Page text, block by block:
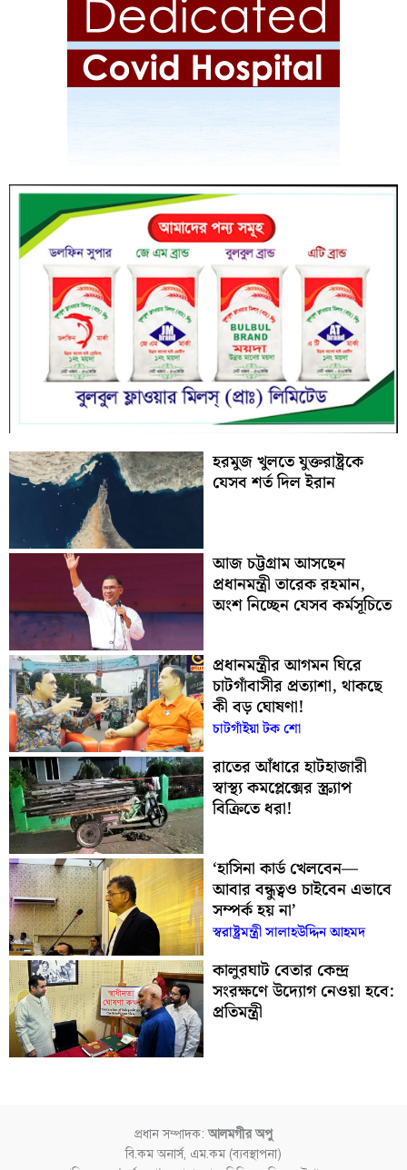
হরমুজ খুলতে যুক্তরাষ্ট্রকে
যেসব শর্ত দিল ইরান
আজ চট্টগ্রাম আসছেন
প্রধানমন্ত্রী তারেক রহমান,
অংশ নিচ্ছেন যেসব কর্মসূচিতে
প্রধানমন্ত্রীর আগমন ঘিরে
চাটগাঁবাসীর প্রত্যাশা, থাকছে
কী বড় ঘোষণা!
চাটগাঁইয়া টক শো
রাতের আঁধারে হাটহাজারী
স্বাস্থ্য কমপ্লেক্সের স্ক্র্যাপ
বিক্রিতে ধরা!
‘হাসিনা কার্ড খেলবেন—
আবার বন্ধুত্বও চাইবেন এভাবে
সম্পর্ক হয় না’
স্বরাষ্ট্রমন্ত্রী সালাহউদ্দিন আহমদ
কালুরঘাট বেতার কেন্দ্র
সংরক্ষণে উদ্যোগ নেওয়া হবে:
প্রতিমন্ত্রী
প্রধান সম্পাদক:আলমগীর অপু
বি.কম অনার্স, এম.কম (ব্যবস্থাপনা)